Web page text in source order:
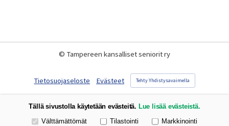
© Tampereen kansalliset seniorit ry
Tietosuojaseloste Evästeet Tehty Yhdistysavaimella
Tällä sivustolla käytetään evästeitä. Lue lisää evästeistä.
Valitse käytettävät evästeet
Välttämättömät Tilastointi Markkinointi